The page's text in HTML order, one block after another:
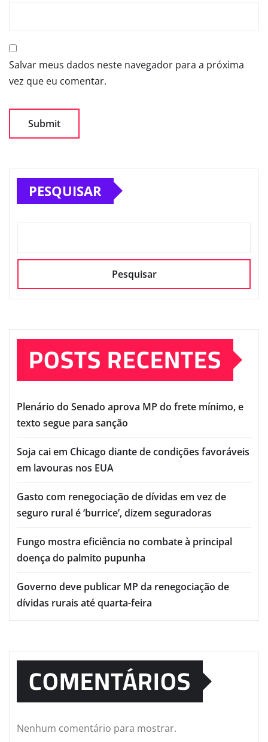
Salvar meus dados neste navegador para a próxima
vez que eu comentar.
PESQUISAR
Pesquisar
POSTS RECENTES
Plenário do Senado aprova MP do frete mínimo, e
texto segue para sanção
Soja cai em Chicago diante de condições favoráveis
em lavouras nos EUA
Gasto com renegociação de dívidas em vez de
seguro rural é ‘burrice’, dizem seguradoras
Fungo mostra eficiência no combate à principal
doença do palmito pupunha
Governo deve publicar MP da renegociação de
dívidas rurais até quarta-feira
COMENTÁRIOS
Nenhum comentário para mostrar.